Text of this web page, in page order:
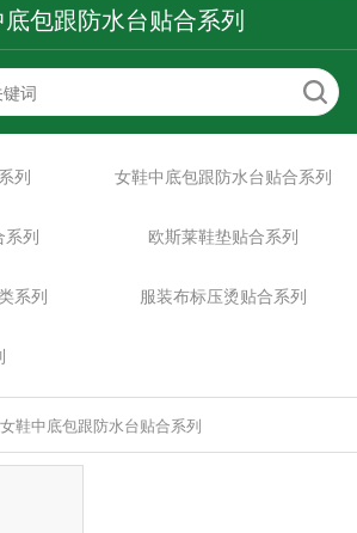
包跟防水台贴合系列
列 女鞋中底包跟防水台贴合系列
系列 欧斯莱鞋垫贴合系列
系列 服装布标压烫贴合系列
女鞋中底包跟防水台贴合系列